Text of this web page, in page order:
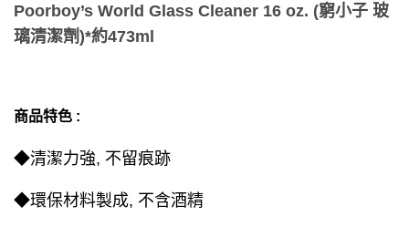
Poorboy’s World Glass Cleaner 16 oz. (窮小子 玻
璃清潔劑)*約473ml
商品特色 :
◆清潔力強, 不留痕跡
◆環保材料製成, 不含酒精